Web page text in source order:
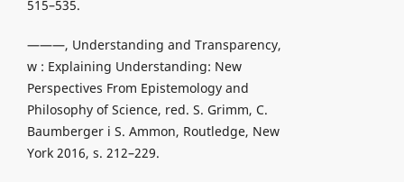
515–535.
———, Understanding and Transparency,
w : Explaining Understanding: New
Perspectives From Epistemology and
Philosophy of Science, red. S. Grimm, C.
Baumberger i S. Ammon, Routledge, New
York 2016, s. 212–229.